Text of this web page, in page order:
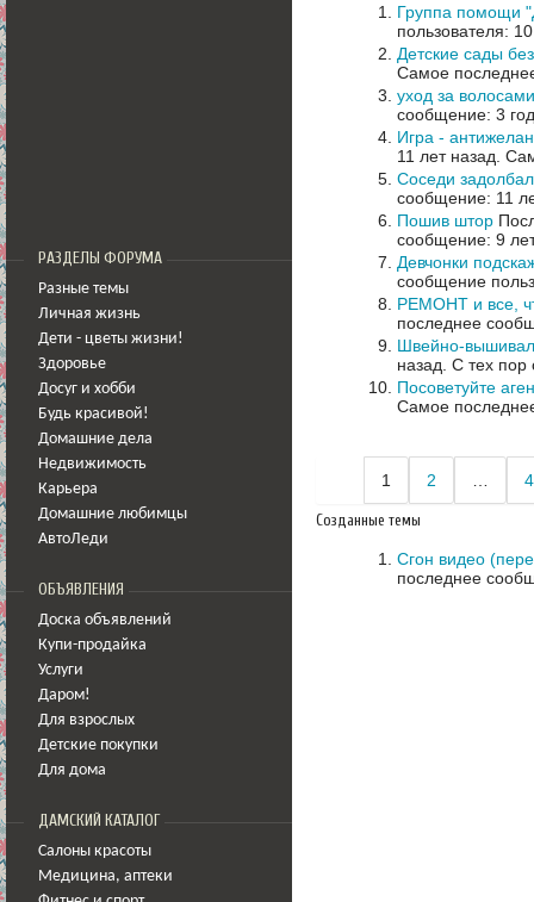
РАЗДЕЛЫ ФОРУМА
Разные темы
Личная жизнь
Дети - цветы жизни!
Здоровье
Досуг и хобби
Будь красивой!
Домашние дела
Недвижимость
Карьера
Домашние любимцы
АвтоЛеди
ОБЪЯВЛЕНИЯ
Доска объявлений
Купи-продайка
Услуги
Даром!
Для взрослых
Детские покупки
Для дома
ДАМСКИЙ КАТАЛОГ
Салоны красоты
Медицина, аптеки
Группа помощи
пользователя:
Детские сады
Самое
уход за волосами
сообщение: 3
Игра -
11 лет назад.
Соседи
сообщение: 11
Пошив штор
сообщение: 9
Девчонки
сообщение
РЕМОНТ и все,
последнее
Швейно-
назад. С тех пор
Посоветуйте
Самое
1 2 4
Созданные темы
Сгон видео
последнее